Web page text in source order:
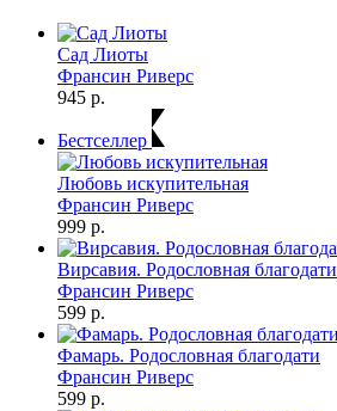
Сад Лиоты
Франсин Риверс
945 р.
Бестселлер
Любовь искупительная
Франсин Риверс
999 р.
Вирсавия. Родословная благодати
Франсин Риверс
599 р.
Фамарь. Родословная благодати
Франсин Риверс
599 р.